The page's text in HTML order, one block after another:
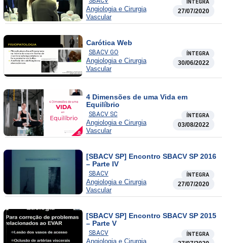
ÍNTEGRA
Angiologia e Cirurgia
Vascular
27/07/2020
Carótica Web
SBACV GO ÍNTEGRA
Angiologia e Cirurgia
Vascular
30/06/2022
4 Dimensões de uma Vida em
Equilíbrio
SBACV SC ÍNTEGRA
Angiologia e Cirurgia
Vascular
03/08/2022
[SBACV SP] Encontro SBACV SP 2016
– Parte IV
SBACV ÍNTEGRA
Angiologia e Cirurgia
Vascular
27/07/2020
[SBACV SP] Encontro SBACV SP 2015
– Parte V
SBACV ÍNTEGRA
Angiologia e Cirurgia